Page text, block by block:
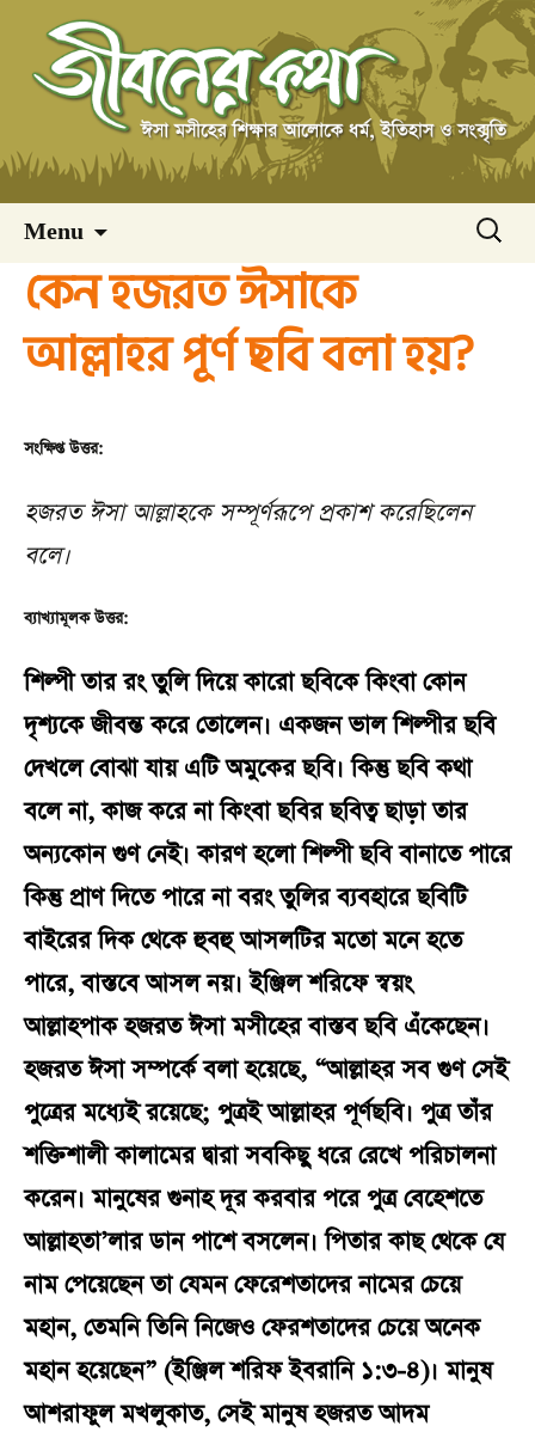
Menu
Skip
to
content
কেন হজরত ঈসাকে
আল্লাহর পূর্ণ ছবি বলা হয়?
সংক্ষিপ্ত উত্তর:
হজরত ঈসা আল্লাহকে সম্পূর্ণরূপে প্রকাশ করেছিলেন
বলে।
ব্যাখ্যামূলক উত্তর:
শিল্পী তার রং তুলি দিয়ে কারো ছবিকে কিংবা কোন
দৃশ্যকে জীবন্ত করে তোলেন। একজন ভাল শিল্পীর ছবি
দেখলে বোঝা যায় এটি অমুকের ছবি। কিন্তু ছবি কথা
বলে না, কাজ করে না কিংবা ছবির ছবিত্ব ছাড়া তার
অন্যকোন গুণ নেই। কারণ হলো শিল্পী ছবি বানাতে পারে
কিন্তু প্রাণ দিতে পারে না বরং তুলির ব্যবহারে ছবিটি
বাইরের দিক থেকে হুবহু আসলটির মতো মনে হতে
পারে, বাস্তবে আসল নয়। ইঞ্জিল শরিফে স্বয়ং
আল্লাহপাক হজরত ঈসা মসীহের বাস্তব ছবি এঁকেছেন।
হজরত ঈসা সম্পর্কে বলা হয়েছে, “আল্লাহর সব গুণ সেই
পুত্রের মধ্যেই রয়েছে; পুত্রই আল্লাহর পূর্ণছবি। পুত্র তাঁর
শক্তিশালী কালামের দ্বারা সবকিছু ধরে রেখে পরিচালনা
করেন। মানুষের গুনাহ দূর করবার পরে পুত্র বেহেশতে
আল্লাহতা’লার ডান পাশে বসলেন। পিতার কাছ থেকে যে
নাম পেয়েছেন তা যেমন ফেরেশতাদের নামের চেয়ে
মহান, তেমনি তিনি নিজেও ফেরশতাদের চেয়ে অনেক
মহান হয়েছেন” (ইঞ্জিল শরিফ ইবরানি ১:৩-৪)। মানুষ
আশরাফুল মখলুকাত, সেই মানুষ হজরত আদম